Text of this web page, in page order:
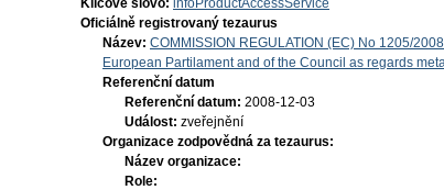
Klíčové slovo: infoProductAccessService
Oficiálně registrovaný tezaurus
Název: COMMISSION REGULATION (EC) No 1205/
European Partilament and of the Council as regards
Referenční datum
Referenční datum: 2008-12-03
Událost: zveřejnění
Organizace zodpovědná za tezaurus:
Název organizace:
Role: